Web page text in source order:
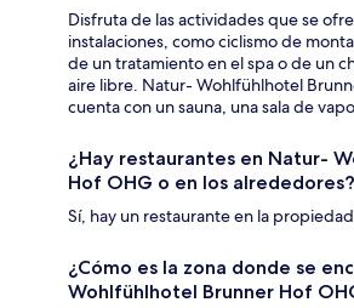
Disfruta de las actividades que se
instalaciones, como ciclismo de
de un tratamiento en el spa o de un
aire libre. Natur- Wohlfühlhotel
cuenta con un sauna, una sala de
¿Hay restaurantes en Natur-
Hof OHG o en los alrededores?
Sí, hay un restaurante en la
¿Cómo es la zona donde se
Wohlfühlhotel Brunner Hof